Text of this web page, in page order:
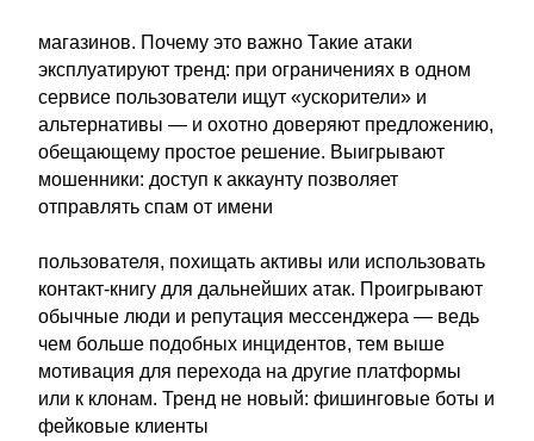
магазинов. Почему это важно Такие атаки
эксплуатируют тренд: при ограничениях в одном
сервисе пользователи ищут «ускорители» и
альтернативы — и охотно доверяют предложению,
обещающему простое решение. Выигрывают
мошенники: доступ к аккаунту позволяет
отправлять спам от имени
пользователя, похищать активы или использовать
контакт‑книгу для дальнейших атак. Проигрывают
обычные люди и репутация мессенджера — ведь
чем больше подобных инцидентов, тем выше
мотивация для перехода на другие платформы
или к клонам. Тренд не новый: фишинговые боты и
фейковые клиенты